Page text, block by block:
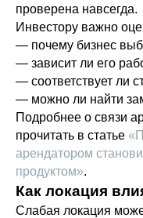
проверена навсегда.
Инвестору важно
— почему бизнес
— зависит ли его
— соответствует ли
— можно ли найти
Подробнее о связи
прочитать в статье
арендатором
продуктом».
Как локация
Слабая локация